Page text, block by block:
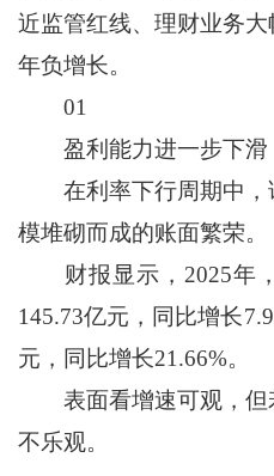
近监管红线、理财业务
年负增长。
01
盈利能力进一步下滑
在利率下行周期中，
模堆砌而成的账面繁荣。
财报显示，2025年，
145.73亿元，同比增长
元，同比增长21.66%。
表面看增速可观，但
不乐观。